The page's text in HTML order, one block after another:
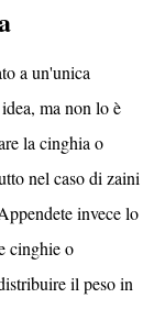
a un'unica
ma non lo è
la cinghia o
nel caso di zaini
invece lo
cinghie o
il peso in